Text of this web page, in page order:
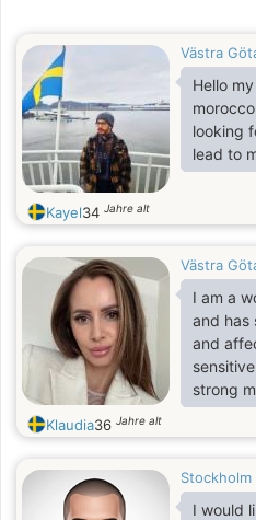
Västra
Hello
looking
lead to
Kayel34 Jahre alt
Västra
I am a
and has
and
strong
to
Life
grateful
the
Klaudia36 Jahre alt
Stockholm
I would